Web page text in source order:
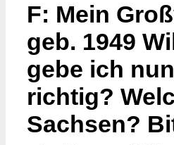
F: Mein
geb. 1949
gebe ich
richtig?
Sachsen?